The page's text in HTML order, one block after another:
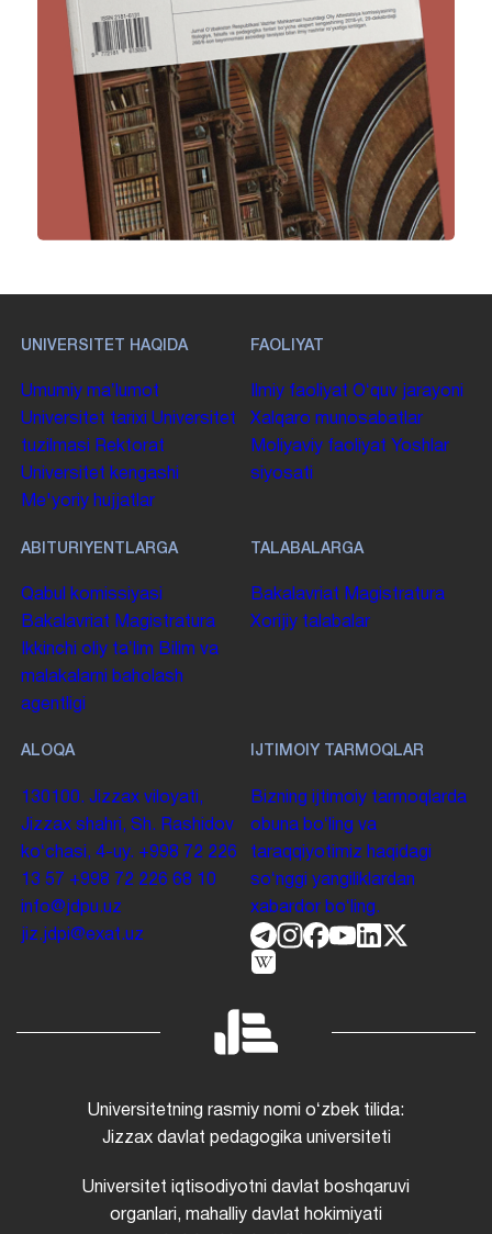
UNIVERSITET HAQIDA
Umumiy maʼlumot
Universitet tarixi Universitet
tuzilmasi
Rektorat
Universitet kengashi
Me'yoriy hujjatlar
FAOLIYAT
Ilmiy faoliyat Oʻquv jarayoni
Xalqaro munosabatlar
Moliyaviy faoliyat Yoshlar
siyosati
ABITURIYENTLARGA
Qabul komissiyasi
Bakalavriat Magistratura
Ikkinchi oliy taʼlim Bilim va
malakalarni baholash
agentligi
TALABALARGA
Bakalavriat Magistratura
Xorijiy talabalar
ALOQA
130100. Jizzax viloyati,
Jizzax shahri, Sh. Rashidov
koʻchasi, 4-uy. +998 72 226
13 57 +998 72 226 68 10
info@jdpu.uz
jiz.jdpi@exat.uz
IJTIMOIY TARMOQLAR
Bizning ijtimoiy tarmoqlarda
obuna boʻling va
taraqqiyotimiz haqidagi
soʻnggi yangiliklardan
xabardor boʻling.
Universitetning rasmiy nomi oʻzbek tilida:
Jizzax davlat pedagogika universiteti
Universitet iqtisodiyotni davlat boshqaruvi
organlari, mahalliy davlat hokimiyati